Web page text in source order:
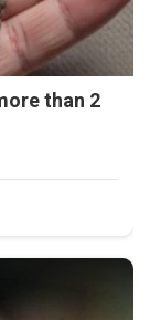
than 2